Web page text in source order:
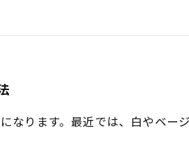
なります。最近では、白やベー